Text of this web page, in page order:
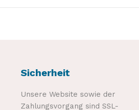
Sicherheit
Unsere Website sowie der
Zahlungsvorgang sind SSL-